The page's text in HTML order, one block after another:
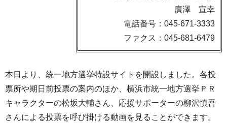
廣澤 宣幸
電話番号：045-671-3333
ファクス：045-681-6479
本日より、統一地方選挙特設サイトを開設しました。各投
票所や期日前投票の案内のほか、横浜市統一地方選挙ＰＲ
キャラクターの松坂大輔さん、応援サポーターの柳沢慎吾
さんによる投票を呼び掛ける動画を見ることができます。